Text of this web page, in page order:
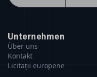
Unternehmen
Über uns
Kontakt
Licitații europene